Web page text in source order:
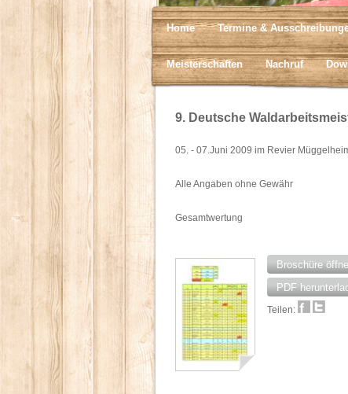
Home Termine &
Meisterschaften Nachruf
9. Deutsche
05. - 07.Juni 2009 im Revier
Alle Angaben ohne Gewähr
Gesamtwertung
Broschüre
PDF
Teilen: